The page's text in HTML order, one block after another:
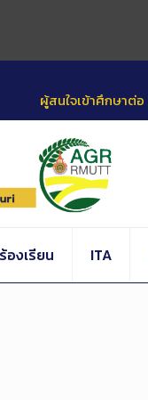
ผู้สนใจเข้าศึกษาต่อ
องเรียน ITA